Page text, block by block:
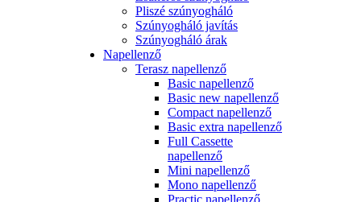
Pliszé szúnyogháló
Szúnyogháló javítás
Szúnyogháló árak
Napellenző
Terasz napellenző
Basic napellenző
Basic new napellenző
Compact napellenző
Basic extra napellenző
Full Cassette
napellenző
Mini napellenző
Mono napellenző
Practic napellenző